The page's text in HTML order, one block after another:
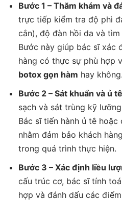
Bước 1 – Thăm khám và
trực tiếp kiểm tra độ phì
cắn), độ đàn hồi da và
Bước này giúp bác sĩ xác
hàng có thực sự phù hợp
botox gọn hàm hay không.
Bước 2 – Sát khuẩn và ủ
sạch và sát trùng kỹ
Bác sĩ tiến hành ủ tê
nhằm đảm bảo khách
trong quá trình thực hiện.
Bước 3 – Xác định liều
cấu trúc cơ, bác sĩ tính
hợp và đánh dấu các